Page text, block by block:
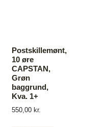
Postskillemønt,
10 øre
CAPSTAN,
Grøn
baggrund,
Kva. 1+
550,00 kr.